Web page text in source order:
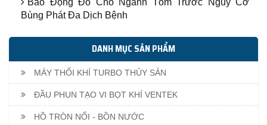
Báo Động Đỏ Cho Ngành Tôm Trước Nguy Cơ
Bùng Phát Đa Dịch Bệnh
DANH MỤC SẢN PHẨM
MÁY THỔI KHÍ TURBO THỦY SẢN
ĐẦU PHUN TẠO VI BỌT KHÍ VENTEK
HỒ TRÒN NỔI - BỒN NƯỚC